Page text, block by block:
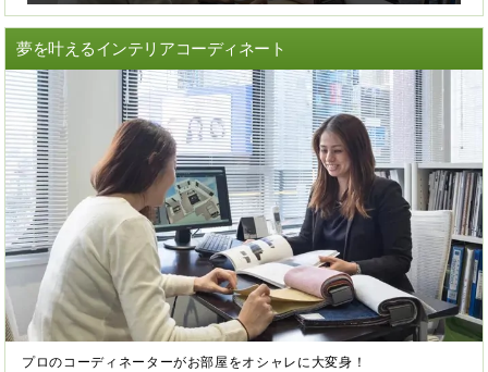
夢を叶えるインテリアコーディネート
プロのコーディネーターがお部屋をオシャレに大変身！